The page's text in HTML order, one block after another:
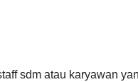
sdm atau karyawan